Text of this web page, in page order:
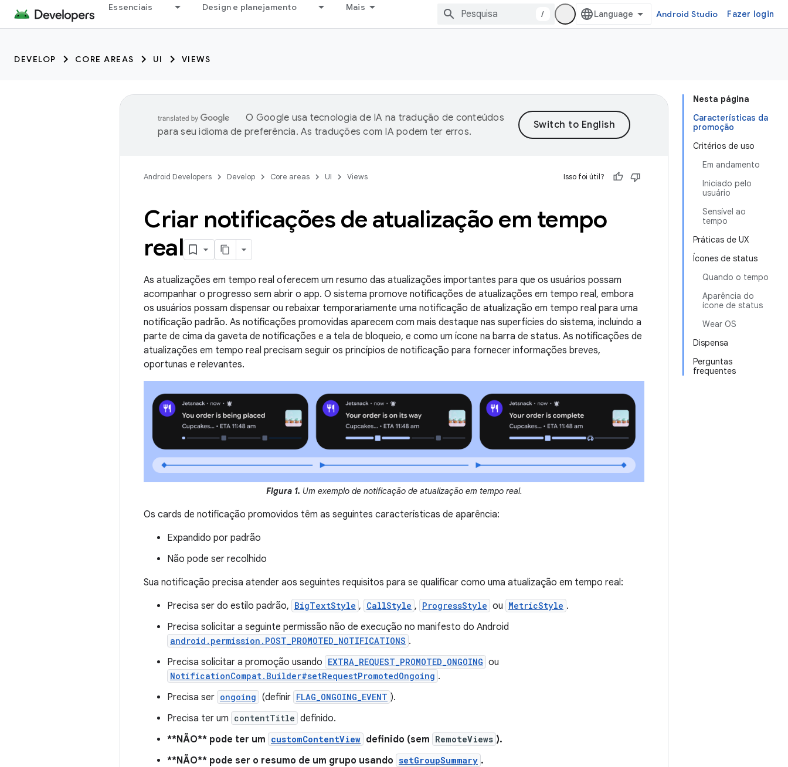
Essenciais Design e planejamento Mais
/ Android Studio Fazer login
DEVELOP CORE AREAS UI VIEWS
Nesta página
Características da
promoção
Critérios de uso
Em andamento
Iniciado pelo
usuário
Sensível ao
tempo
Práticas de UX
Ícones de status
Quando o tempo
Aparência do
ícone de status
Wear OS
Dispensa
Perguntas
frequentes
O Google usa tecnologia de IA na tradução de conteúdos
para seu idioma de preferência. As traduções com IA podem ter erros.
Android Developers Develop Core areas UI Views Isso foi útil?
Criar notificações de atualização em tempo
real
As atualizações em tempo real oferecem um resumo das atualizações importantes para que os usuários possam
acompanhar o progresso sem abrir o app. O sistema promove notificações de atualizações em tempo real, embora
os usuários possam dispensar ou rebaixar temporariamente uma notificação de atualização em tempo real para uma
notificação padrão. As notificações promovidas aparecem com mais destaque nas superfícies do sistema, incluindo a
parte de cima da gaveta de notificações e a tela de bloqueio, e como um ícone na barra de status. As notificações de
atualizações em tempo real precisam seguir os princípios de notificação para fornecer informações breves,
oportunas e relevantes.
Figura 1. Um exemplo de notificação de atualização em tempo real.
Os cards de notificação promovidos têm as seguintes características de aparência:
Expandido por padrão
Não pode ser recolhido
Sua notificação precisa atender aos seguintes requisitos para se qualificar como uma atualização em tempo real:
Precisa ser do estilo padrão, BigTextStyle , CallStyle , ProgressStyle ou MetricStyle .
Precisa solicitar a seguinte permissão não de execução no manifesto do Android
android.permission.POST_PROMOTED_NOTIFICATIONS .
Precisa solicitar a promoção usando EXTRA_REQUEST_PROMOTED_ONGOING ou
NotificationCompat.Builder#setRequestPromotedOngoing .
Precisa ser ongoing (definir FLAG_ONGOING_EVENT ).
Precisa ter um contentTitle definido.
**NÃO** pode ter um customContentView definido (sem RemoteViews ).
**NÃO** pode ser o resumo de um grupo usando setGroupSummary .